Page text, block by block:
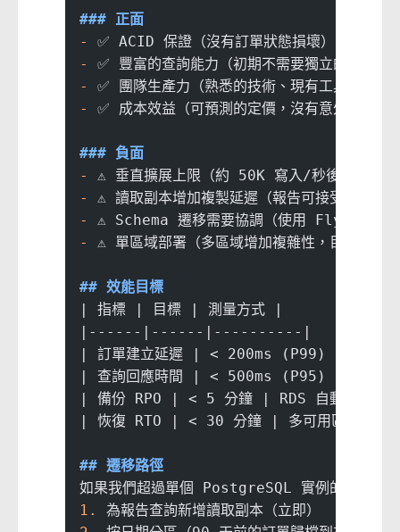
### 正面
-
✅ ACID 保證（沒有訂單狀態損壞）
-
✅ 豐富的查詢能力（初期不需要獨立的分析資
-
✅ 團隊生產力（熟悉的技術、現有工具）
-
✅ 成本效益（可預測的定價，沒有意外的出口
### 負面
-
⚠️ 垂直擴展上限（約 50K 寫入/秒後需要分片
-
⚠️ 讀取副本增加複製延遲（報告可接受 1-2
-
⚠️ Schema 遷移需要協調（使用 Flyway 進
-
⚠️ 單區域部署（多區域增加複雜性，目前還不
## 效能目標
| 指標 | 目標 | 測量方式 |
|------|------|----------|
| 訂單建立延遲 | < 200ms (P99) | 應用程
| 查詢回應時間 | < 500ms (P95) |
| 備份 RPO | < 5 分鐘 | RDS 自動備份 |
| 恢復 RTO | < 30 分鐘 | 多可用區故障轉
## 遷移路徑
如果我們超過單個 PostgreSQL 實例的容量：
1.
為報告查詢新增讀取副本（立即）